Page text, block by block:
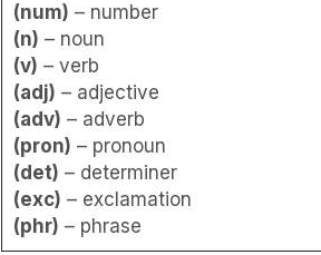
(num) – number
(n) – noun
(v) – verb
(adj) – adjective
(adv) – adverb
(pron) – pronoun
(det) – determiner
(exc) – exclamation
(phr) – phrase